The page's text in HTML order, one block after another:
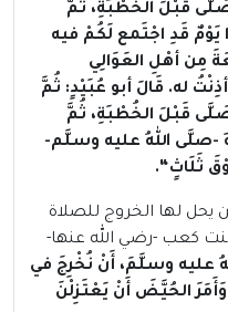
قَبْلَ الخُطْبَةِ، ثُمَّ
يَوْمٌ قَدِ اجْتَمع لَكُمْ فيه
مِن أهْلِ العَوَالِي
له. قَالَ أبو عُبَيْدٍ: ثُمَّ
قَبْلَ الخُطْبَةِ، ثُمَّ
-صلَّى اللهُ عليه وسلَّم-
ثَلَاثٍ“.
يحل لها الخروج للصلاة
كعب -رضي الله عنها-
عليه وسلَّمَ، أَنْ نُخْرِجَ في
وَأَمَرَ الحُيَّضَ أَنْ يَعْتَزِلْنَ